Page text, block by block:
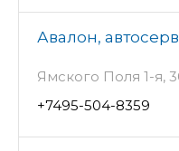
Авалон,
Ямского Поля 1-я,
+7495-504-8359